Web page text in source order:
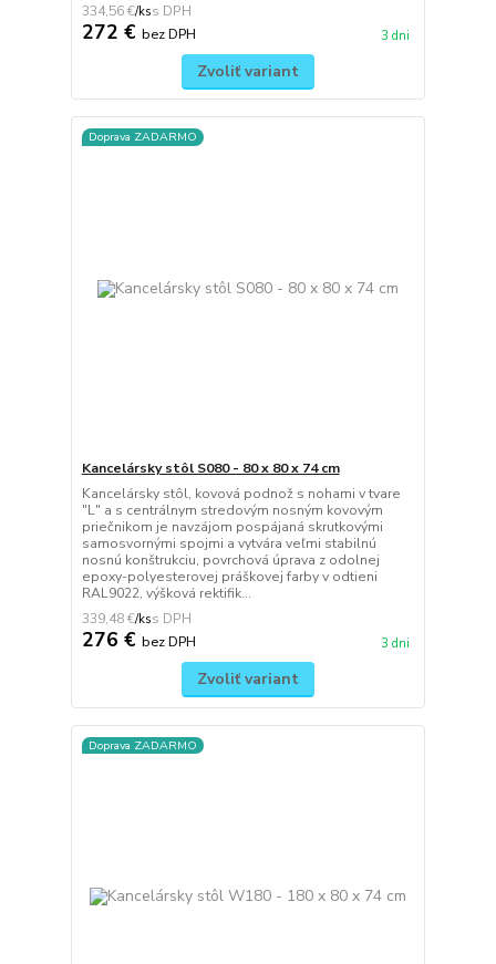
334,56 €/ks
272 € bez DPH 3 dni
Zvoliť variant
Doprava ZADARMO
Kancelársky stôl S080 - 80 x 80 x 74 cm
Kancelársky stôl, kovová podnož s nohami v tvare
"L" a s centrálnym stredovým nosným kovovým
priečnikom je navzájom pospájaná skrutkovými
samosvornými spojmi a vytvára veľmi stabilnú
nosnú konštrukciu, povrchová úprava z odolnej
epoxy-polyesterovej práškovej farby v odtieni
RAL9022, výšková rektifik...
339,48 €/ks
276 € bez DPH 3 dni
Zvoliť variant
Doprava ZADARMO